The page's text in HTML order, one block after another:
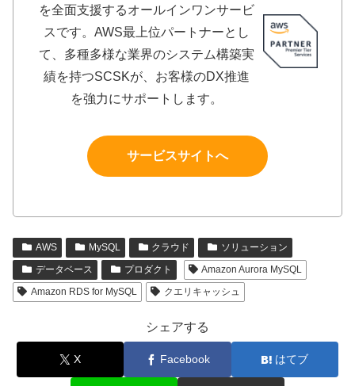
を全面支援するオールインワンサービ
スです。AWS最上位パートナーとし
て、多種多様な業界のシステム構築実
績を持つSCSKが、お客様のDX推進
を強力にサポートします。
サービスサイトへ
AWS MySQL クラウド
ソリューション
データベース
プロダクト
Amazon Aurora MySQL
Amazon RDS for MySQL
クエリキャッシュ
シェアする
X Facebook はてブ